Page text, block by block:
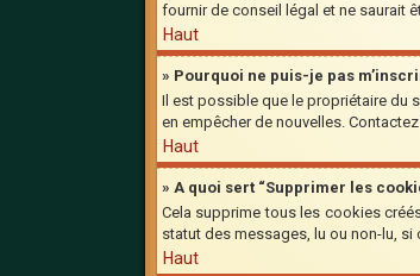
fournir de conseil légal et ne saurait
Haut
» Pourquoi ne puis-je pas
Il est possible que le propriétaire du
en empêcher de nouvelles.
Haut
» A quoi sert “Supprimer les
Cela supprime tous les cookies
statut des messages, lu ou non-lu,
Haut